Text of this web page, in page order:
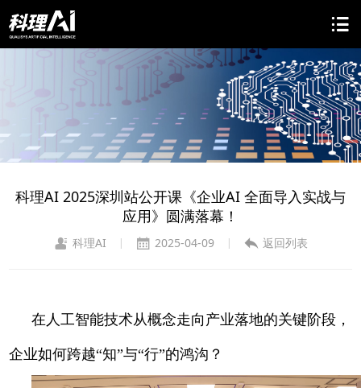
科理AI 2025深圳站公开课《企业AI 全面导入实战与
应用》圆满落幕！
科理AI | 2025-04-09 | 返回列表
在人工智能技术从概念走向产业落地的关键阶段，
企业如何跨越“知”与“行”的鸿沟？